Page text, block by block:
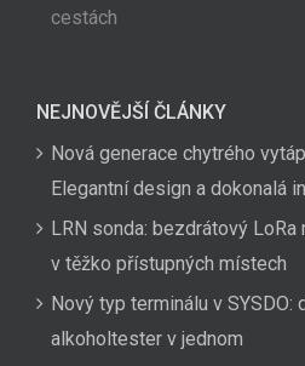
cestách
NEJNOVĚJŠÍ ČLÁNKY
Nová generace chytrého
Elegantní design a dokonalá
LRN sonda: bezdrátový
v těžko přístupných místech
Nový typ terminálu v SYSDO:
alkoholtester v jednom